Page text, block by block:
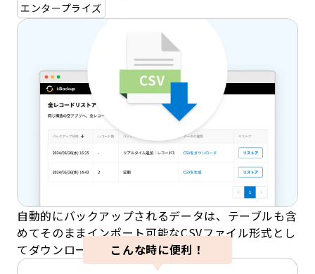
エンタープライズ
自動的にバックアップされるデータは、テーブルも含
めてそのままインポート可能なCSVファイル形式とし
てダウンロードできます。こんな時に便利！